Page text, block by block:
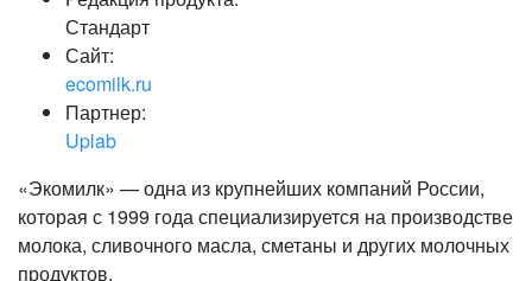
Стандарт
Сайт:
ecomilk.ru
Партнер:
Uplab
«Экомилк» — одна из крупнейших компаний России,
которая с 1999 года специализируется на производстве
молока, сливочного масла, сметаны и других молочных
продуктов.